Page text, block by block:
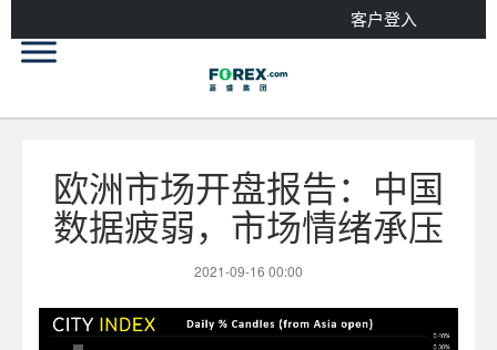
客户登入
欧洲市场开盘报告：中国
数据疲弱，市场情绪承压
2021-09-16 00:00